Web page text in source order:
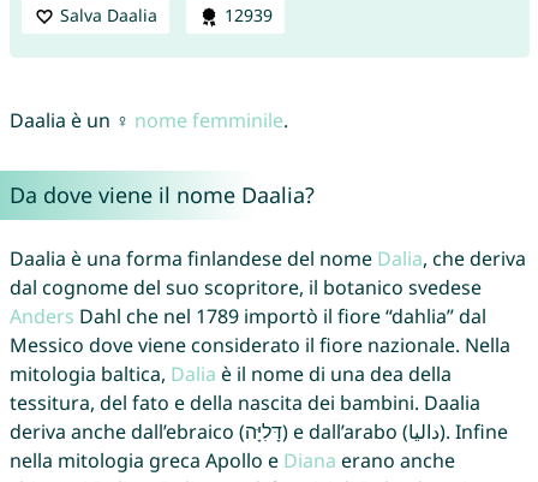
Salva Daalia 12939
Daalia è un ♀ nome femminile.
Da dove viene il nome Daalia?
Daalia è una forma finlandese del nome Dalia, che deriva
dal cognome del suo scopritore, il botanico svedese
Anders Dahl che nel 1789 importò il fiore “dahlia” dal
Messico dove viene considerato il fiore nazionale. Nella
mitologia baltica, Dalia è il nome di una dea della
tessitura, del fato e della nascita dei bambini. Daalia
deriva anche dall’ebraico (דָּלִיָּה) e dall’arabo (داليا). Infine
nella mitologia greca Apollo e Diana erano anche